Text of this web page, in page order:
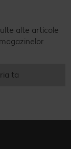
alte articole
ta